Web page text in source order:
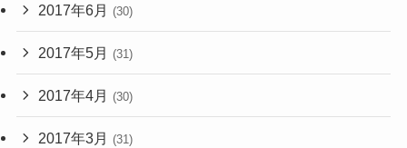
2017年6月 (30)
2017年5月 (31)
2017年4月 (30)
2017年3月 (31)